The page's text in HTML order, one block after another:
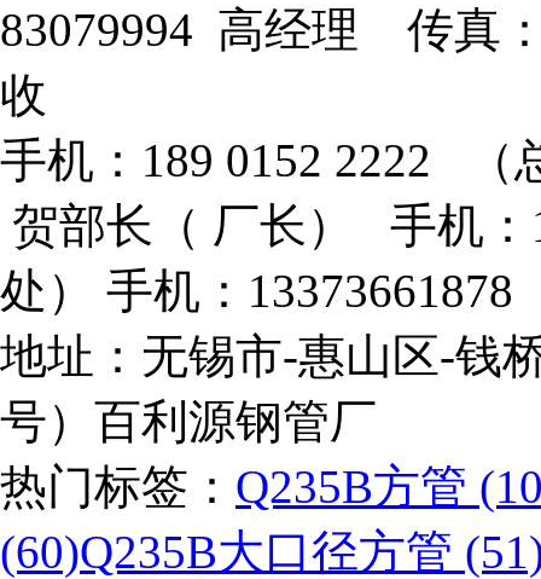
83079994 高经理 传真
收
手机：189 0152 2222 （
贺部长（ 厂长） 手机
处） 手机：
地址：无锡市-惠山区-钱
号）百利源钢管厂
热门标签： Q235B方管
(60)Q235B大口径方管